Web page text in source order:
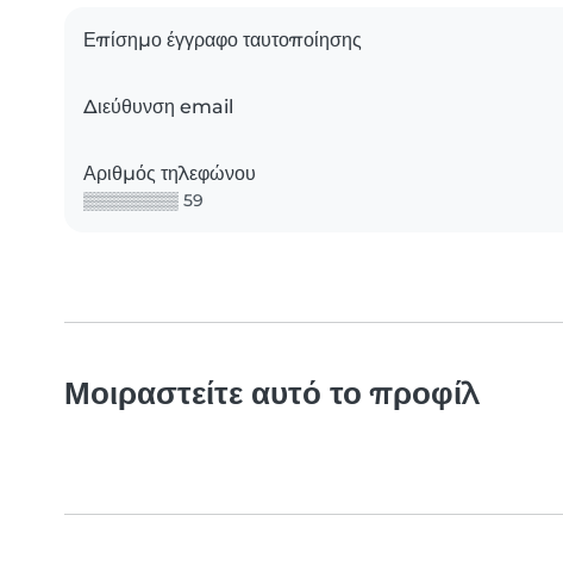
Επίσημο έγγραφο ταυτοποίησης
Διεύθυνση email
Αριθμός τηλεφώνου
▒▒▒▒▒▒▒▒ 59
Μοιραστείτε αυτό το προφίλ